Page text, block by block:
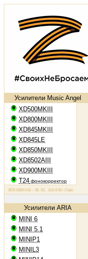
Усилители Music Angel
XD500MKIII
XD800MKIII
XD845MKIII
XD845LE
XD850MKIII
XD8502AIII
XD900MKIII
T24 фонокорректор
EL34, 2х50 ВтЛамповый
Усилители ARIA
MINI 6
MINI 5.1
MINIP1
MINIL3